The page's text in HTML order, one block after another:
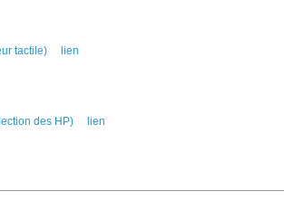
tactile)
lien
des HP)
lien